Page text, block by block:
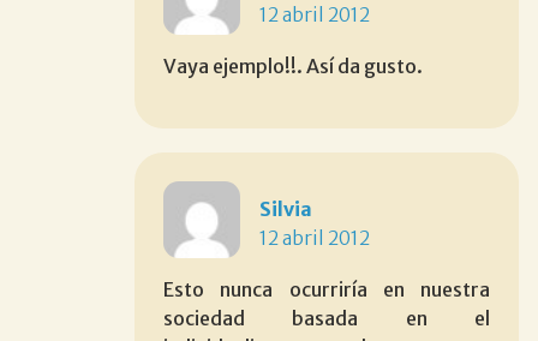
12 abril 2012
Vaya ejemplo!!. Así da gusto.
Silvia
12 abril 2012
Esto nunca ocurriría en nuestra
sociedad basada en el